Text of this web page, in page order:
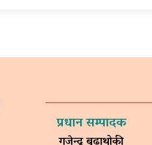
प्रधान सम्पादक